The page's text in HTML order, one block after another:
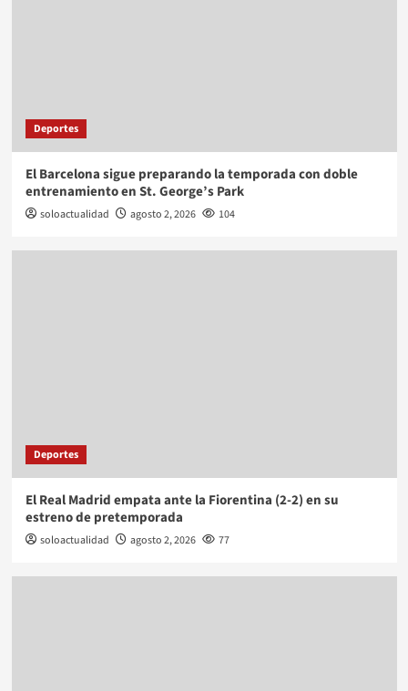
Deportes
El Barcelona sigue preparando la temporada con doble
entrenamiento en St. George’s Park
soloactualidad agosto 2, 2026 104
Deportes
El Real Madrid empata ante la Fiorentina (2-2) en su
estreno de pretemporada
soloactualidad agosto 2, 2026 77